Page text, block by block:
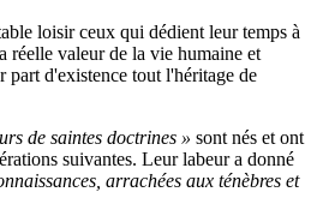
loisir ceux qui dédient leur temps à
réelle valeur de la vie humaine et
part d'existence tout l'héritage de
de saintes doctrines » sont nés et ont
suivantes. Leur labeur a donné
arrachées aux ténèbres et